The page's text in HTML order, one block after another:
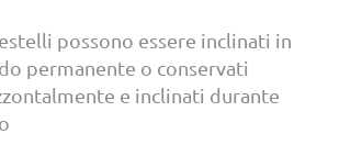
possono essere inclinati in
permanente o conservati
e inclinati durante